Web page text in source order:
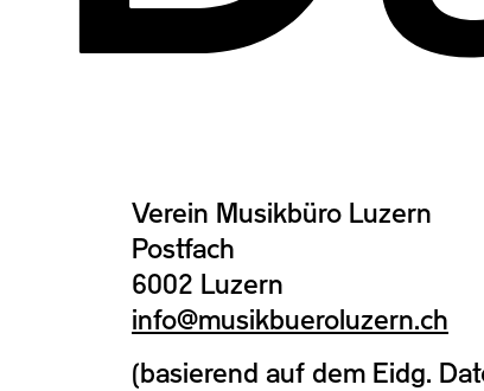
Verein Musikbüro Luzern
Postfach
6002 Luzern
info@musikbueroluzern.ch
(basierend auf dem Eidg.